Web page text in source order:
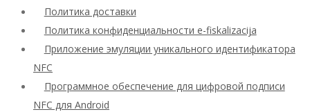
Политика доставки
Политика конфиденциальности e-fiskalizacija
Приложение эмуляции уникального идентификатора
NFC
Программное обеспечение для цифровой подписи
NFC для Android